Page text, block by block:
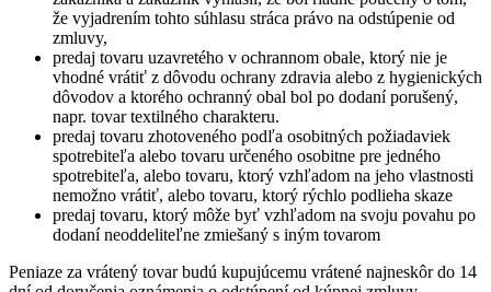
že vyjadrením tohto súhlasu stráca právo na odstúpenie od
zmluvy,
predaj tovaru uzavretého v ochrannom obale, ktorý nie je
vhodné vrátiť z dôvodu ochrany zdravia alebo z hygienických
dôvodov a ktorého ochranný obal bol po dodaní porušený,
napr. tovar textilného charakteru.
predaj tovaru zhotoveného podľa osobitných požiadaviek
spotrebiteľa alebo tovaru určeného osobitne pre jedného
spotrebiteľa, alebo tovaru, ktorý vzhľadom na jeho vlastnosti
nemožno vrátiť, alebo tovaru, ktorý rýchlo podlieha skaze
predaj tovaru, ktorý môže byť vzhľadom na svoju povahu po
dodaní neoddeliteľne zmiešaný s iným tovarom
Peniaze za vrátený tovar budú kupujúcemu vrátené najneskôr do 14